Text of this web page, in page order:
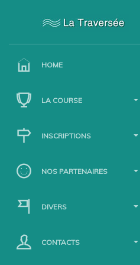
HOME
LA COURSE
INSCRIPTIONS
NOS PARTENAIRES
DIVERS
CONTACTS